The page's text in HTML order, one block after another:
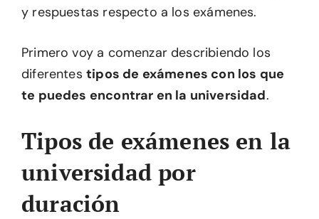
y respuestas respecto a los exámenes.
Primero voy a comenzar describiendo los
diferentes tipos de exámenes con los que
te puedes encontrar en la universidad.
Tipos de exámenes en la
universidad por
duración